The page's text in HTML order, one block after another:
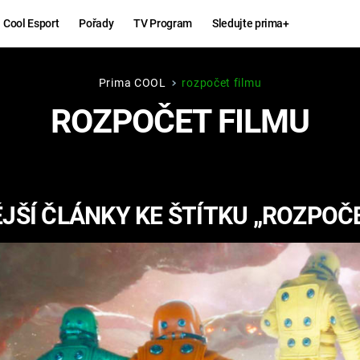
Cool Esport Pořady TV Program Sledujte prima+
Hry
KINGDOM
COME:
DELIVERANCE
ESPORT
Zábava
CHUCK
NORRIS
Prima COOL rozpočet filmu
ROZPOČET FILMU
ČLÁNKY KE ŠTÍTKU